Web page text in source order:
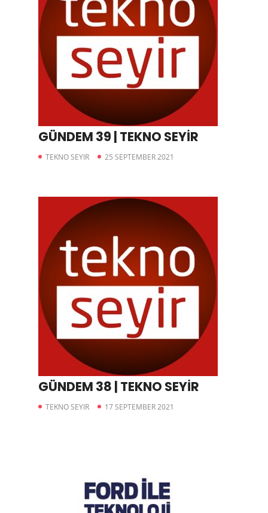
GÜNDEM 39 | TEKNO SEYİR
TEKNO SEYIR 25 SEPTEMBER 2021
GÜNDEM 38 | TEKNO SEYİR
TEKNO SEYIR 17 SEPTEMBER 2021